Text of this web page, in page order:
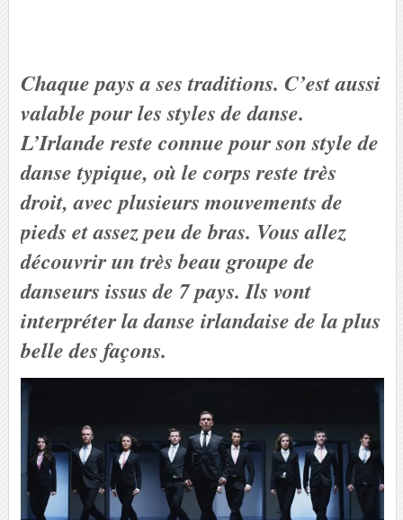
Chaque pays a ses traditions. C’est aussi
valable pour les styles de danse.
L’Irlande reste connue pour son style de
danse typique, où le corps reste très
droit, avec plusieurs mouvements de
pieds et assez peu de bras. Vous allez
découvrir un très beau groupe de
danseurs issus de 7 pays. Ils vont
interpréter la danse irlandaise de la plus
belle des façons.